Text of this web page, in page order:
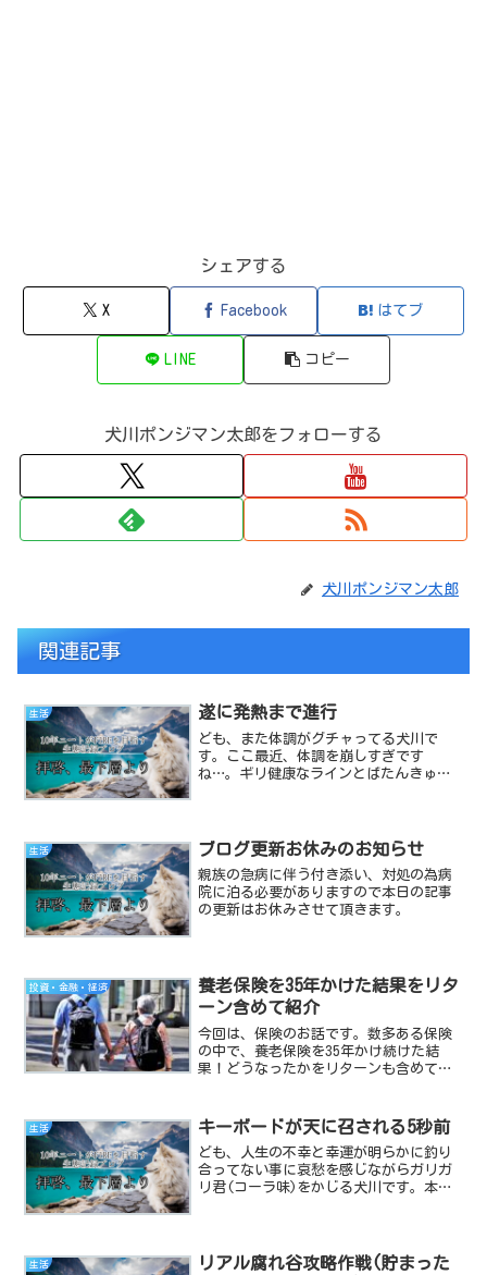
シェアする
X Facebook はてブ
LINE コピー
犬川ポンジマン太郎をフォローする
犬川ポンジマン太郎
関連記事
生活 遂に発熱まで進行
ども、また体調がグチャってる犬川で
す。ここ最近、体調を崩しすぎです
ね…。ギリ健康なラインとばたんきゅ～
と頭痛、強い吐き気の症状が出て...
生活 ブログ更新お休みのお知らせ
親族の急病に伴う付き添い、対処の為病
院に泊る必要がありますので本日の記事
の更新はお休みさせて頂きます。
投資・金融・経済
養老保険を35年かけた結果をリタ
ーン含めて紹介
今回は、保険のお話です。数多ある保険
の中で、養老保険を35年かけ続けた結
果！どうなったかをリターンも含めてお
続きを処理したので紹介します。養老保
険とはなんぞや？そ...
生活 キーボードが天に召される5秒前
ども、人生の不幸と幸運が明らかに釣り
合ってない事に哀愁を感じながらガリガ
リ君(コーラ味)をかじる犬川です。本日
Lock・半角/全...
生活
リアル腐れ谷攻略作戦(貯まった